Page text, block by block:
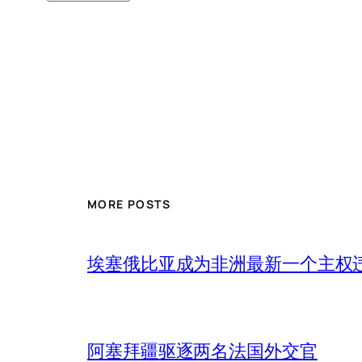
MORE POSTS
埃塞俄比亚成为非洲最新一个主权
阿塞拜疆驱逐两名法国外交官